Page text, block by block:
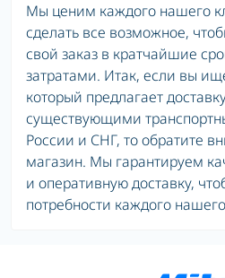
Мы ценим каждого нашего
сделать все возможное,
свой заказ в кратчайшие
затратами. Итак, если вы
который предлагает
существующими
России и СНГ, то обратите
магазин. Мы гарантируем
и оперативную доставку,
потребности каждого